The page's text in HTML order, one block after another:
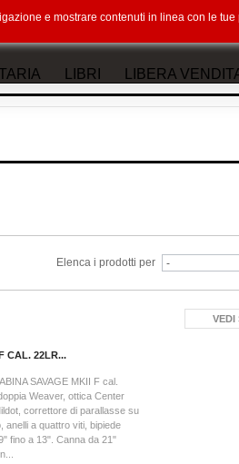
LIBRI LIBERA
Elenca i prodotti per
CAL. 22LR...
SAVAGE MKII F cal.
Weaver, ottica Center
correttore di parallasse su
anelli a quattro viti, bipiede
fino a 13". Canna da 21"
VEDI
e mostrare contenuti in linea con le